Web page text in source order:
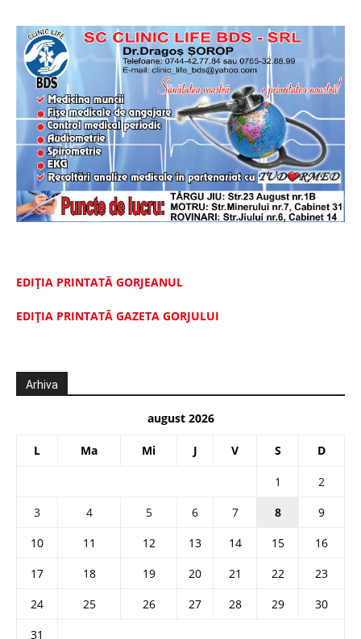
EDIȚIA PRINTATĂ GORJEANUL
EDIŢIA PRINTATĂ GAZETA GORJULUI
Arhiva
august 2026
L Ma Mi J V S D
1
2
3
4 5 6 7 8
9
10
11 12 13 14 15
16
17
18 19 20 21 22
23
24
25 26 27 28 29
30
31